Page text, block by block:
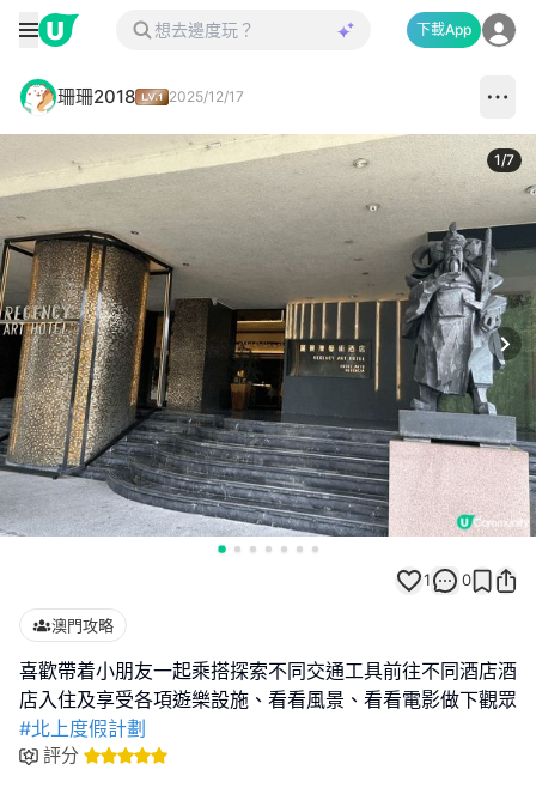
下載App
珊珊2018 2025/12/17
1/7
1 0
澳門攻略
喜歡帶着小朋友一起乘搭探索不同交通工具前往不同酒店酒
#北上度假計劃
評分